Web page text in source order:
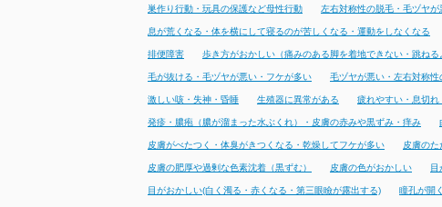
巣作り行動・玩具の保護など母性行動 左右対称性の脱毛・毛ヅヤ
息が荒くなる・体を横にして寝るのが苦しくなる・運動をしなくなる
排便障害 歩き方がおかしい（痛みのある脚を着地できない・跳ねる
毛が抜ける・毛ヅヤが悪い・フケが多い 毛ヅヤが悪い・左右対称
激しい咳・失神・昏睡 生殖器に異常がある 疲れやすい・息切れ
発疹・膿疱（膿が溜まった水ぶくれ）・皮膚の赤みや黒ずみ・痒み
皮膚がべたつく・体臭がきつくなる・乾燥してフケが多い 皮膚のた
皮膚の肥厚や過剰な色素沈着（黒ずむ） 皮膚の色がおかしい 目
目がおかしい(白く濁る・赤くなる・第三眼瞼が露出する) 瞳孔が開く